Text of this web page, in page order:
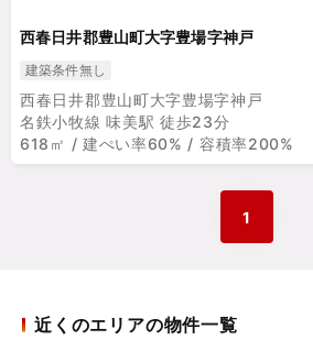
西春日井郡豊山町大字豊場字神戸
建築条件無し
西春日井郡豊山町大字豊場字神戸
名鉄小牧線 味美駅 徒歩23分
618㎡ / 建ぺい率60% / 容積率200%
1
近くのエリアの物件一覧